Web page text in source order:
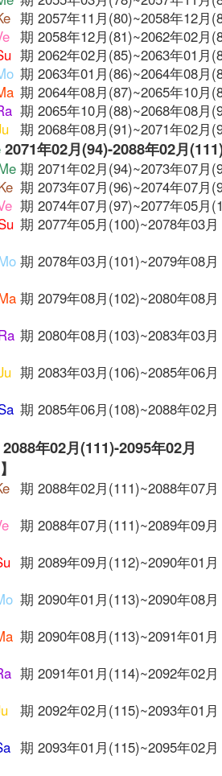
期 2057年11月(80)~2058年12月
期 2058年12月(81)~2062年02月
期 2062年02月(85)~2063年01月
期 2063年01月(86)~2064年08月
期 2064年08月(87)~2065年10月
期 2065年10月(88)~2068年08月
期 2068年08月(91)~2071年02月
2071年02月(94)-2088年02月
期 2071年02月(94)~2073年07月
期 2073年07月(96)~2074年07月
期 2074年07月(97)~2077年05月
期 2077年05月(100)~2078年03月
期 2078年03月(101)~2079年08月
期 2079年08月(102)~2080年08月
期 2080年08月(103)~2083年03月
期 2083年03月(106)~2085年06月
期 2085年06月(108)~2088年02月
2088年02月(111)-2095年02月
期 2088年02月(111)~2088年07月
期 2088年07月(111)~2089年09月
期 2089年09月(112)~2090年01月
期 2090年01月(113)~2090年08月
期 2090年08月(113)~2091年01月
期 2091年01月(114)~2092年02月
期 2092年02月(115)~2093年01月
期 2093年01月(115)~2095年02月